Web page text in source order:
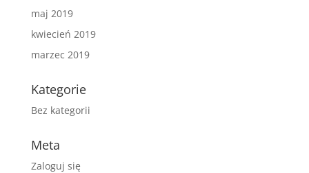
maj 2019
kwiecień 2019
marzec 2019
Kategorie
Bez kategorii
Meta
Zaloguj się